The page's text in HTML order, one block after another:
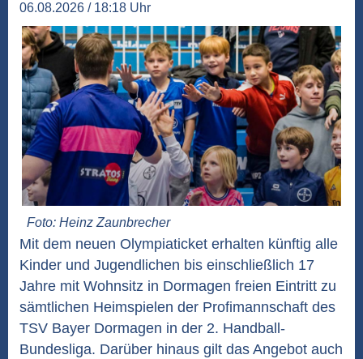
06.08.2026 / 18:18 Uhr
Foto: Heinz Zaunbrecher
Mit dem neuen Olympiaticket erhalten künftig alle
Kinder und Jugendlichen bis einschließlich 17
Jahre mit Wohnsitz in Dormagen freien Eintritt zu
sämtlichen Heimspielen der Profimannschaft des
TSV Bayer Dormagen in der 2. Handball-
Bundesliga. Darüber hinaus gilt das Angebot auch